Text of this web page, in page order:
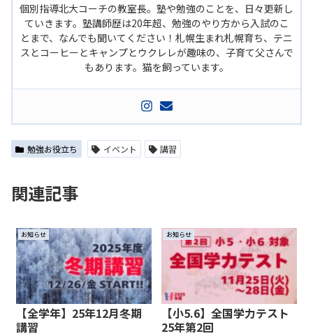
個別指導北大コーチの教室長。塾や勉強のことを、日々更新し
ていきます。塾講師歴は20年超、勉強のやり方から入試のこ
とまで、なんでも聞いてください！札幌生まれ札幌育ち、テニ
スとコーヒーとキャンプとウクレレが趣味の、子育て父さんで
もあります。猫を飼っています。
勉強お役立ち イベント 講習
関連記事
お知らせ
【全学年】25年12月冬期
講習
お知らせ
【小5.6】全国学力テスト
25年第2回